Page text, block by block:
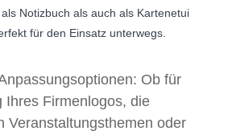
Notizbuch als auch als Kartenetui
für den Einsatz unterwegs.
Ob für
Ihres Firmenlogos, die
Veranstaltungsthemen oder